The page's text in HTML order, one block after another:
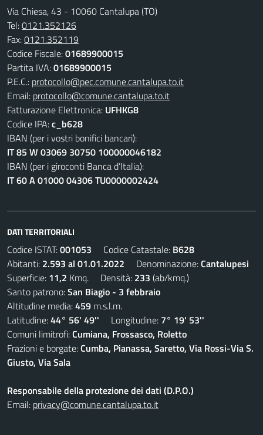
Via Chiesa, 43 - 10060 Cantalupa (TO)
Tel:0121.352126
Fax:0121.352119
Codice Fiscale:01689900015
Partita IVA:01689900015
P.E.C.: protocollo@pec.comune.cantalupa.to.it
Email: protocollo@comune.cantalupa.to.it
Fatturazione Elettronica: UFHKG8
Codice IPA:c_b628
IBAN (per i vostri bonifici bancari):
IT 85 W 03069 30750 100000046182
IBAN (per i giroconti Banca d’Italia):
IT 60 A 01000 04306 TU0000002424
DATI TERRITORIALI
Codice ISTAT:001053 Codice Catastale: B628
Abitanti: 2.593 al 01.01.2022 Denominazione:Cantalupesi
Superficie: 11,2 Kmq. Densità: 233 (ab/kmq.)
Santo patrono:San Biagio - 3 febbraio
Altitudine media:459 m.s.l.m.
Latitudine:44° 56' 49'' Longitudine: 7° 19' 53''
Comuni limitrofi:Cumiana, Frossasco, Roletto
Frazioni e borgate:Cumba, Pianassa, Saretto, Via Rossi-Via S.
Giusto, Via Sala
Responsabile della protezione dei dati (D.P.O.)
Email: privacy@comune.cantalupa.to.it